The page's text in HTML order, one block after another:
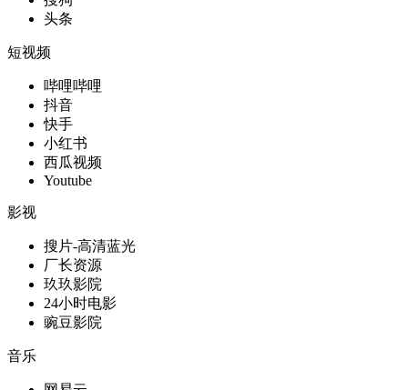
头条
短视频
哔哩哔哩
抖音
快手
小红书
西瓜视频
Youtube
影视
搜片-高清蓝光
厂长资源
玖玖影院
24小时电影
豌豆影院
音乐